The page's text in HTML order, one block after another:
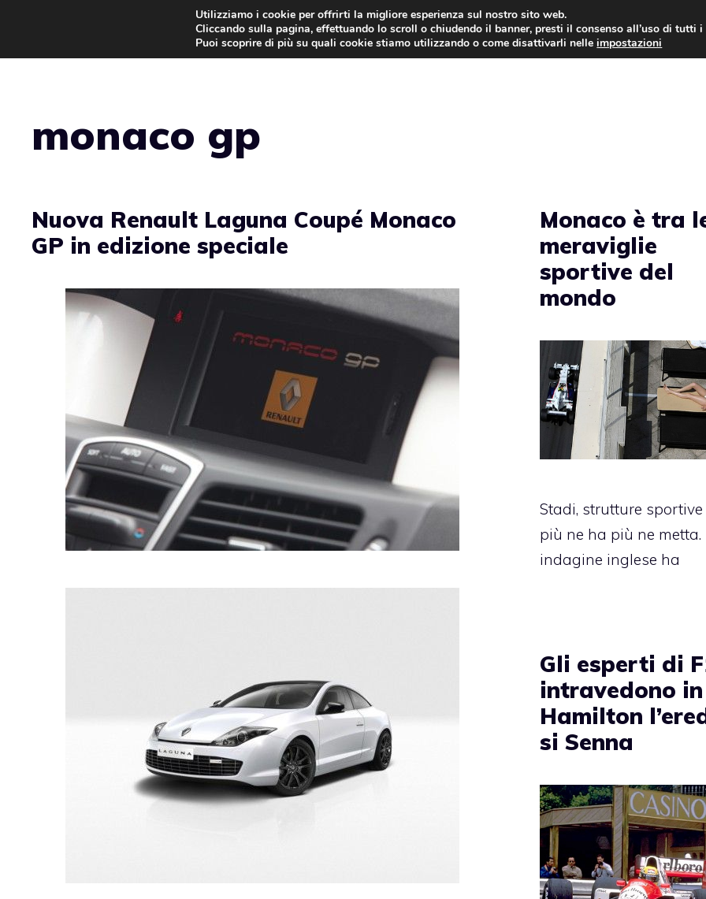
contenuto
AUTO NEWS
monaco gp
Nuova Renault Laguna Coupé Monaco
GP in edizione speciale
Monaco è tra
meraviglie
sportive del
mondo
Stadi, strutture sportive
più ne ha più ne metta.
indagine inglese ha
Gli esperti di
intravedono in
Hamilton
si Senna
Utilizziamo i cookie per offrirti la migliore esperienza sul nostro sito web.
Cliccando sulla pagina, effettuando lo scroll o chiudendo il banner, presti il consenso all’uso di tutti
Puoi scoprire di più su quali cookie stiamo utilizzando o come disattivarli nelleimpostazioni